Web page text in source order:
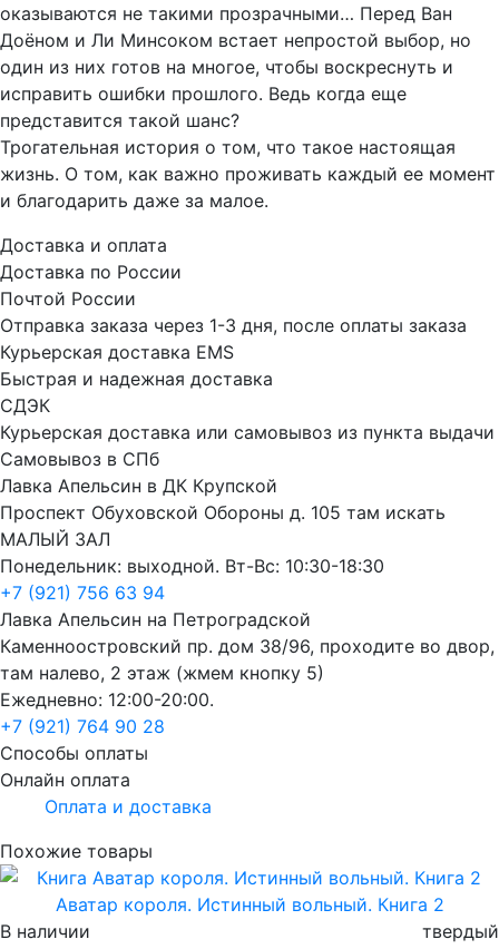
оказываются не такими прозрачными… Перед Ван
Доёном и Ли Минсоком встает непростой выбор, но
один из них готов на многое, чтобы воскреснуть и
исправить ошибки прошлого. Ведь когда еще
представится такой шанс?
Трогательная история о том, что такое настоящая
жизнь. О том, как важно проживать каждый ее момент
и благодарить даже за малое.
Доставка и оплата
Доставка по России
Почтой России
Отправка заказа через 1-3 дня, после оплаты заказа
Курьерская доставка EMS
Быстрая и надежная доставка
СДЭК
Курьерская доставка или самовывоз из пункта выдачи
Самовывоз в СПб
Лавка Апельсин в ДК Крупской
Проспект Обуховской Обороны д. 105 там искать
МАЛЫЙ ЗАЛ
Понедельник: выходной. Вт-Вс: 10:30-18:30
+7 (921) 756 63 94
Лавка Апельсин на Петроградской
Каменноостровский пр. дом 38/96, проходите во двор,
там налево, 2 этаж (жмем кнопку 5)
Ежедневно: 12:00-20:00.
+7 (921) 764 90 28
Способы оплаты
Онлайн оплата
Оплата и доставка
Похожие товары
Аватар короля. Истинный вольный. Книга 2
В наличии
твердый